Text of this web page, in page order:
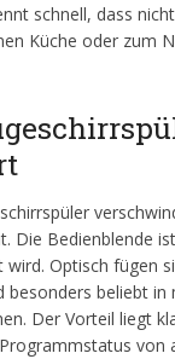
schnell, dass
Küche oder zum
Die Bedienblende
Optisch fügen
besonders beliebt in
Der Vorteil liegt
von